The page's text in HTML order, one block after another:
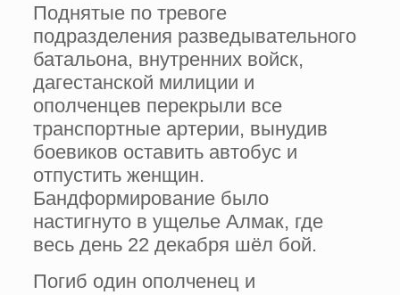
Поднятые по тревоге
подразделения разведывательного
батальона, внутренних войск,
дагестанской милиции и
ополченцев перекрыли все
транспортные артерии, вынудив
боевиков оставить автобус и
отпустить женщин.
Бандформирование было
настигнуто в ущелье Алмак, где
весь день 22 декабря шёл бой.
Погиб один ополченец и